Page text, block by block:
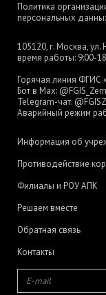
Политика
персональных
105120, г. Москва,
время работы: 9:00-
Горячая линия ФГИС
Бот в Max:
Telegram-чат:
Аварийный режим
Информация об
Противодействие
Филиалы и РОУ АПК
Решаем вместе
Обратная связь
Контакты